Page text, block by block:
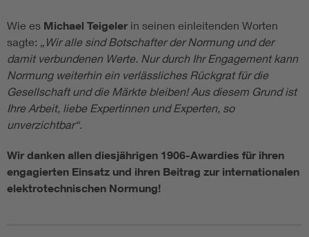
Wie es Michael Teigeler in seinen einleitenden Worten
sagte: „Wir alle sind Botschafter der Normung und der
damit verbundenen Werte. Nur durch Ihr Engagement kann
Normung weiterhin ein verlässliches Rückgrat für die
Gesellschaft und die Märkte bleiben! Aus diesem Grund ist
Ihre Arbeit, liebe Expertinnen und Experten, so
unverzichtbar“.
Wir danken allen diesjährigen 1906-Awardies für ihren
engagierten Einsatz und ihren Beitrag zur internationalen
elektrotechnischen Normung!